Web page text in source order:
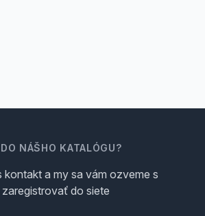
NÁŠHO KATALÓGU?
kontakt a my sa vám ozveme s
do siete